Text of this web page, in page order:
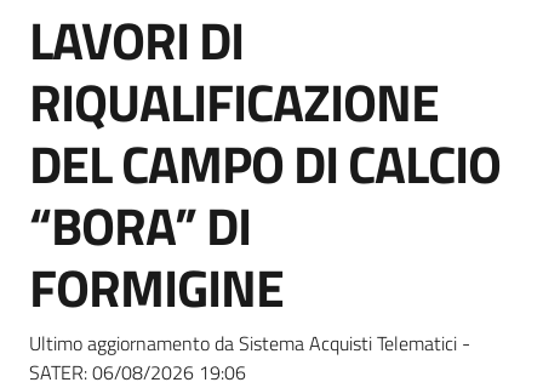
Supporto
Piattaforme
telematiche
site
LAVORI DI
RIQUALIFICAZIONE
DEL CAMPO DI CALCIO
“BORA” DI
FORMIGINE
Ultimo aggiornamento da Sistema Acquisti Telematici -
SATER:06/08/2026 19:06